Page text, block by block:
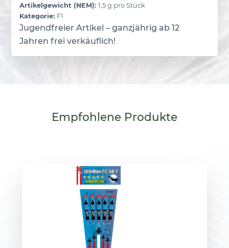
Artikelgewicht (NEM):1,5 g pro Stück
Kategorie: F1
Jugendfreier Artikel – ganzjährig ab 12
Jahren frei verkäuflich!
Empfohlene Produkte